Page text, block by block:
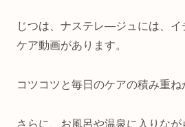
じつは、ナステレ―ジュには、イ
ケア動画があります。
コツコツと毎日のケアの積み重ね
さらに、お風呂や温泉に入りな